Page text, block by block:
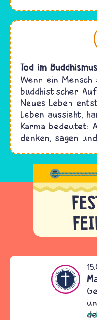
Tod im Buddhismus
Wenn ein
buddhistischer
Neues Leben
Leben aussieht,
Karma bedeutet:
denken, sagen